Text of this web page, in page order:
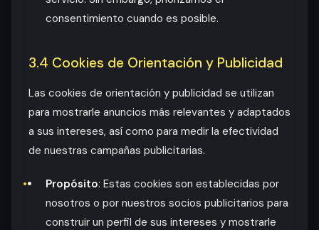
consentimiento cuando es posible.
3.4 Cookies de Orientación y Publicidad
Las cookies de orientación y publicidad se utilizan
para mostrarle anuncios más relevantes y adaptados
a sus intereses, así como para medir la efectividad
de nuestras campañas publicitarias.
Propósito: Estas cookies son establecidas por
nosotros o por nuestros socios publicitarios para
construir un perfil de sus intereses y mostrarle